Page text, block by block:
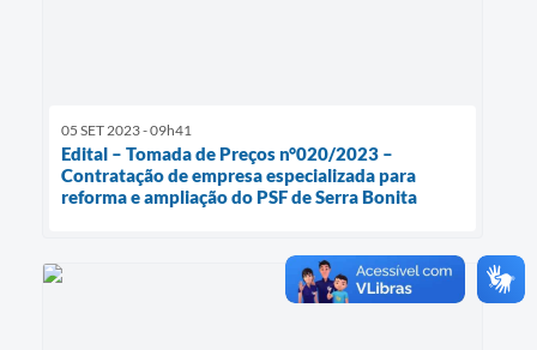
05 SET 2023 - 09h41
Edital – Tomada de Preços n°020/2023 –
Contratação de empresa especializada para
reforma e ampliação do PSF de Serra Bonita